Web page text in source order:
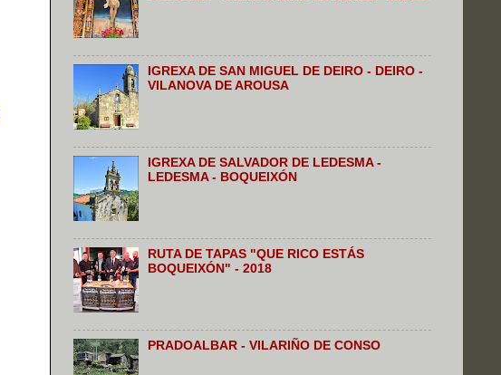
IGREXA DE SAN MIGUEL DE DEIRO - DEIRO -
VILANOVA DE AROUSA
IGREXA DE SALVADOR DE LEDESMA -
LEDESMA - BOQUEIXÓN
RUTA DE TAPAS "QUE RICO ESTÁS
BOQUEIXÓN" - 2018
PRADOALBAR - VILARIÑO DE CONSO